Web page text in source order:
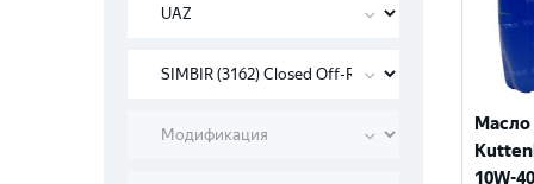
10W-